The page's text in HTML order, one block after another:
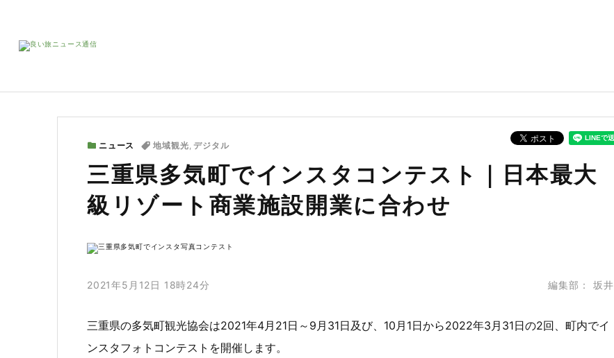
ニュース 地域観光, デジタル
三重県多気町でインスタコンテスト｜日本最大
級リゾート商業施設開業に合わせ
2021年5月12日 18時24分 編集部： 坂井
三重県の多気町観光協会は2021年4月21日～9月31日及び、10月1日から2022年3月31日の2回、町内でイ
ンスタフォトコンテストを開催します。